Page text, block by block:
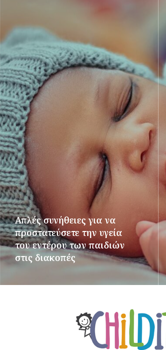
Απλές συνήθειες για να
προστατεύσετε την υγεία
του εντέρου των παιδιών
στις διακοπές